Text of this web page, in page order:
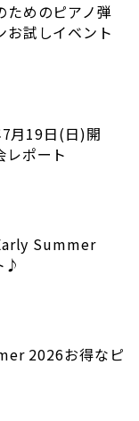
ためのピアノ弾
お試しイベント
7月19日(日)開
レポート
Summer
♪
2026お得なピ